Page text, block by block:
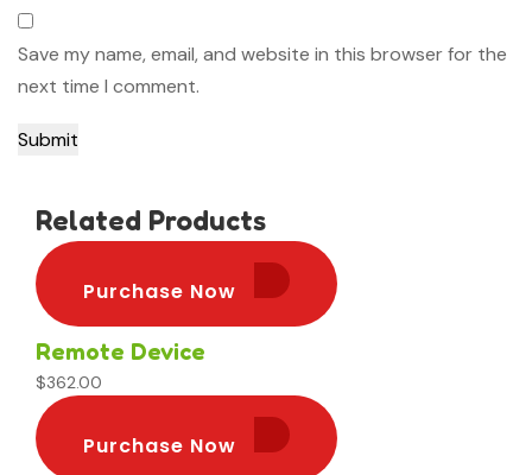
Save my name, email, and website in this browser for the
next time I comment.
Related Products
Purchase Now
Purchase Now
Remote Device
$362.00
Purchase Now